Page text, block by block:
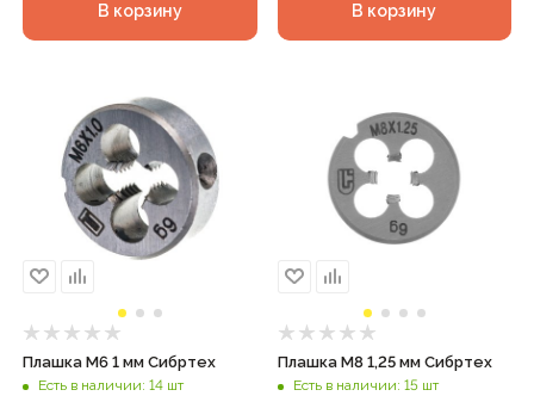
В корзину В корзину
Плашка М6 1 мм Сибртех
Есть в наличии: 14 шт
Плашка М8 1,25 мм Сибртех
Есть в наличии: 15 шт